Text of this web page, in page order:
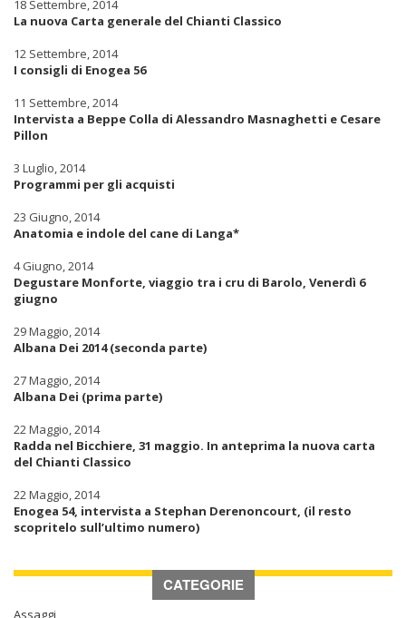
18 Settembre, 2014
La nuova Carta generale del Chianti Classico
12 Settembre, 2014
I consigli di Enogea 56
11 Settembre, 2014
Intervista a Beppe Colla di Alessandro Masnaghetti e Cesare
Pillon
3 Luglio, 2014
Programmi per gli acquisti
23 Giugno, 2014
Anatomia e indole del cane di Langa*
4 Giugno, 2014
Degustare Monforte, viaggio tra i cru di Barolo, Venerdì 6
giugno
29 Maggio, 2014
Albana Dei 2014 (seconda parte)
27 Maggio, 2014
Albana Dei (prima parte)
22 Maggio, 2014
Radda nel Bicchiere, 31 maggio. In anteprima la nuova carta
del Chianti Classico
22 Maggio, 2014
Enogea 54, intervista a Stephan Derenoncourt, (il resto
scopritelo sull’ultimo numero)
CATEGORIE
Assaggi